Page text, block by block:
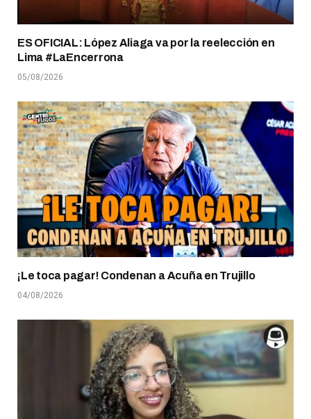
ES OFICIAL: López Aliaga va por la reelección en
Lima #LaEncerrona
05/08/2026
¡Le toca pagar! Condenan a Acuña en Trujillo
04/08/2026